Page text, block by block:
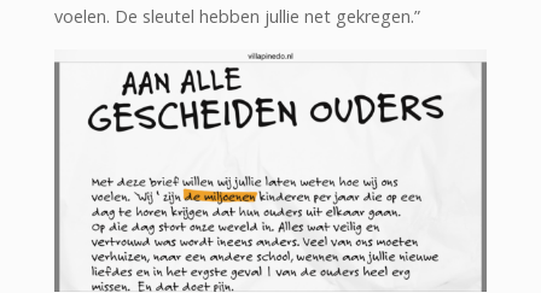
voelen. De sleutel hebben jullie net gekregen.”